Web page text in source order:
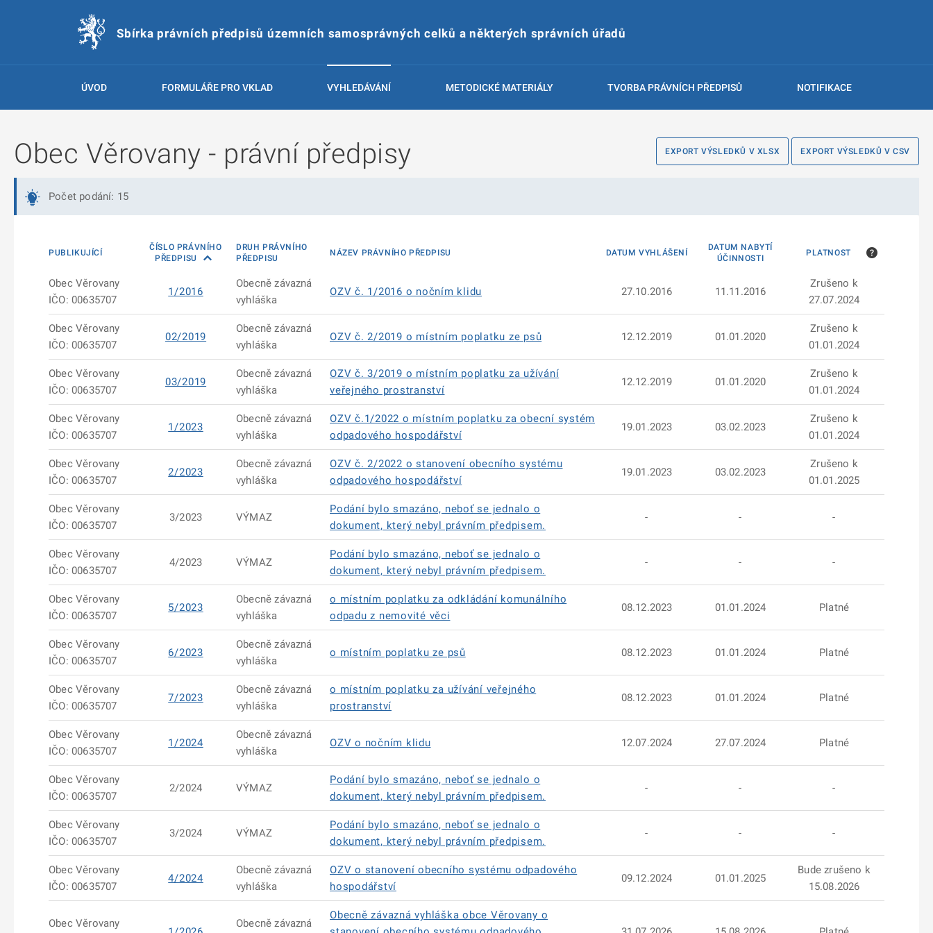
Sbírka právních předpisů územních samosprávných celků a některých správních úřadů
ÚVOD FORMULÁŘE PRO VKLAD VYHLEDÁVÁNÍ METODICKÉ MATERIÁLY TVORBA PRÁVNÍCH PŘEDPISŮ NOTIFIKACE
EXPORT VÝSLEDKŮ V XLSX EXPORT VÝSLEDKŮ V CSV
Obec Věrovany - právní předpisy
Počet podání: 15
PUBLIKUJÍCÍ
ČÍSLO PRÁVNÍHO
PŘEDPISU
DRUH PRÁVNÍHO
PŘEDPISU
NÁZEV PRÁVNÍHO PŘEDPISU DATUM VYHLÁŠENÍ
DATUM NABYTÍ
ÚČINNOSTI
PLATNOST
Obec Věrovany
IČO: 00635707
1/2016
Obecně závazná
vyhláška
OZV č. 1/2016 o nočním klidu 27.10.2016 11.11.2016
Zrušeno k
27.07.2024
Obec Věrovany
IČO: 00635707
02/2019
Obecně závazná
vyhláška
OZV č. 2/2019 o místním poplatku ze psů 12.12.2019 01.01.2020
Zrušeno k
01.01.2024
Obec Věrovany
IČO: 00635707
03/2019
Obecně závazná
vyhláška
OZV č. 3/2019 o místním poplatku za užívání
veřejného prostranství
12.12.2019 01.01.2020
Zrušeno k
01.01.2024
Obec Věrovany
IČO: 00635707
1/2023
Obecně závazná
vyhláška
OZV č.1/2022 o místním poplatku za obecní systém
odpadového hospodářství
19.01.2023 03.02.2023
Zrušeno k
01.01.2024
Obec Věrovany
IČO: 00635707
2/2023
Obecně závazná
vyhláška
OZV č. 2/2022 o stanovení obecního systému
odpadového hospodářství
19.01.2023 03.02.2023
Zrušeno k
01.01.2025
Obec Věrovany
IČO: 00635707
3/2023 VÝMAZ
Podání bylo smazáno, neboť se jednalo o
dokument, který nebyl právním předpisem.
- - -
Obec Věrovany
IČO: 00635707
4/2023 VÝMAZ
Podání bylo smazáno, neboť se jednalo o
dokument, který nebyl právním předpisem.
- - -
Obec Věrovany
IČO: 00635707
5/2023
Obecně závazná
vyhláška
o místním poplatku za odkládání komunálního
odpadu z nemovité věci
08.12.2023 01.01.2024 Platné
Obec Věrovany
IČO: 00635707
6/2023
Obecně závazná
vyhláška
o místním poplatku ze psů 08.12.2023 01.01.2024 Platné
Obec Věrovany
IČO: 00635707
7/2023
Obecně závazná
vyhláška
o místním poplatku za užívání veřejného
prostranství
08.12.2023 01.01.2024 Platné
Obec Věrovany
IČO: 00635707
1/2024
Obecně závazná
vyhláška
OZV o nočním klidu 12.07.2024 27.07.2024 Platné
Obec Věrovany
IČO: 00635707
2/2024 VÝMAZ
Podání bylo smazáno, neboť se jednalo o
dokument, který nebyl právním předpisem.
- - -
Obec Věrovany
IČO: 00635707
3/2024 VÝMAZ
Podání bylo smazáno, neboť se jednalo o
dokument, který nebyl právním předpisem.
- - -
Obec Věrovany
IČO: 00635707
4/2024
Obecně závazná
vyhláška
OZV o stanovení obecního systému odpadového
hospodářství
09.12.2024 01.01.2025
Bude zrušeno k
15.08.2026
Obec Věrovany Obecně závazná
Obecně závazná vyhláška obce Věrovany o